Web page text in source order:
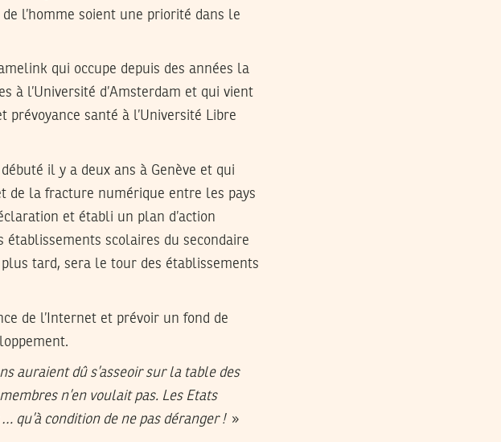
l’homme soient une priorité dans le
qui occupe depuis des années la
à l’Université d’Amsterdam et qui vient
prévoyance santé à l’Université Libre
il y a deux ans à Genève et qui
de la fracture numérique entre les pays
et établi un plan d’action
scolaires du secondaire
tard, sera le tour des établissements
de l’Internet et prévoir un fond de
auraient dû s’asseoir sur la table des
n’en voulait pas. Les Etats
qu’à condition de ne pas déranger ! »